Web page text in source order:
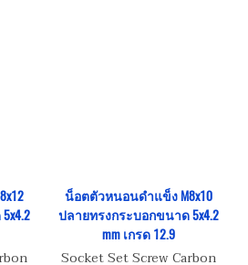
น็อตตัวหนอนดำแข็ง M8x10
ปลายทรงกระบอกขนาด 5x4.2
mm เกรด 12.9
Socket Set Screw Carbon